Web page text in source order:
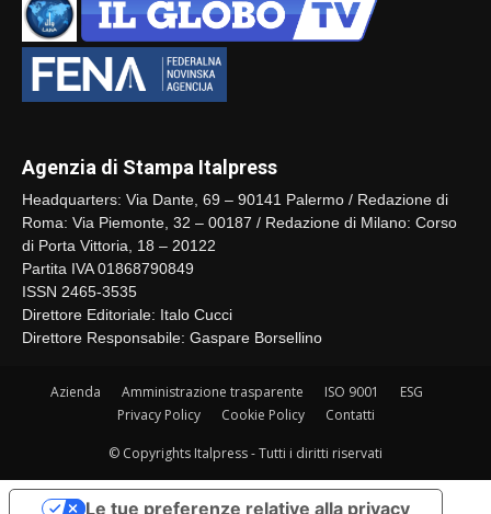
Agenzia di Stampa Italpress
Headquarters: Via Dante, 69 – 90141 Palermo / Redazione di
Roma: Via Piemonte, 32 – 00187 / Redazione di Milano: Corso
di Porta Vittoria, 18 – 20122
Partita IVA 01868790849
ISSN 2465-3535
Direttore Editoriale: Italo Cucci
Direttore Responsabile: Gaspare Borsellino
Azienda Amministrazione trasparente ISO 9001
ESG
Privacy Policy
Cookie Policy Contatti
© Copyrights Italpress - Tutti i diritti riservati
Le tue preferenze relative alla privacy